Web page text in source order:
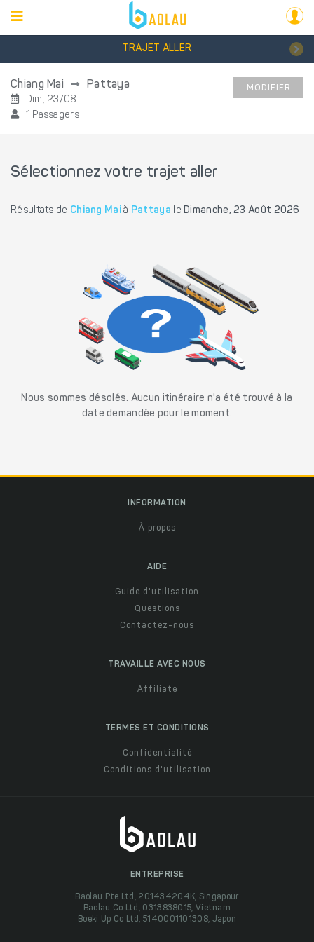
TRAJET ALLER
Chiang Mai Pattaya
Dim, 23/08
1 Passagers
MODIFIER
Sélectionnez votre trajet aller
Résultats de Chiang Maià Pattaya leDimanche, 23 Août 2026
Nous sommes désolés. Aucun itinéraire n'a été trouvé à la
date demandée pour le moment.
INFORMATION
À propos
AIDE
Guide d'utilisation
Questions
Contactez-nous
TRAVAILLE AVEC NOUS
Affiliate
TERMES ET CONDITIONS
Confidentialité
Conditions d'utilisation
ENTREPRISE
Baolau Pte Ltd, 201434204K, Singapour
Baolau Co Ltd, 0313838015, Vietnam
Boeki Up Co Ltd, 5140001101308, Japon